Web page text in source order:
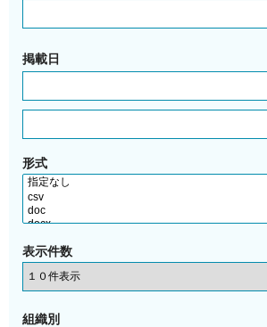
掲載日
形式
表示件数
組織別